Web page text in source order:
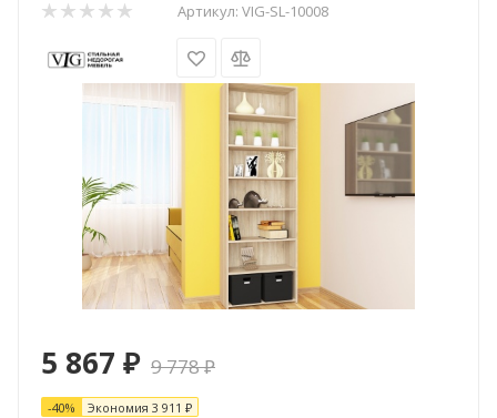
Артикул: VIG-SL-10008
5 867 ₽ 9 778₽
-40% Экономия 3 911 ₽